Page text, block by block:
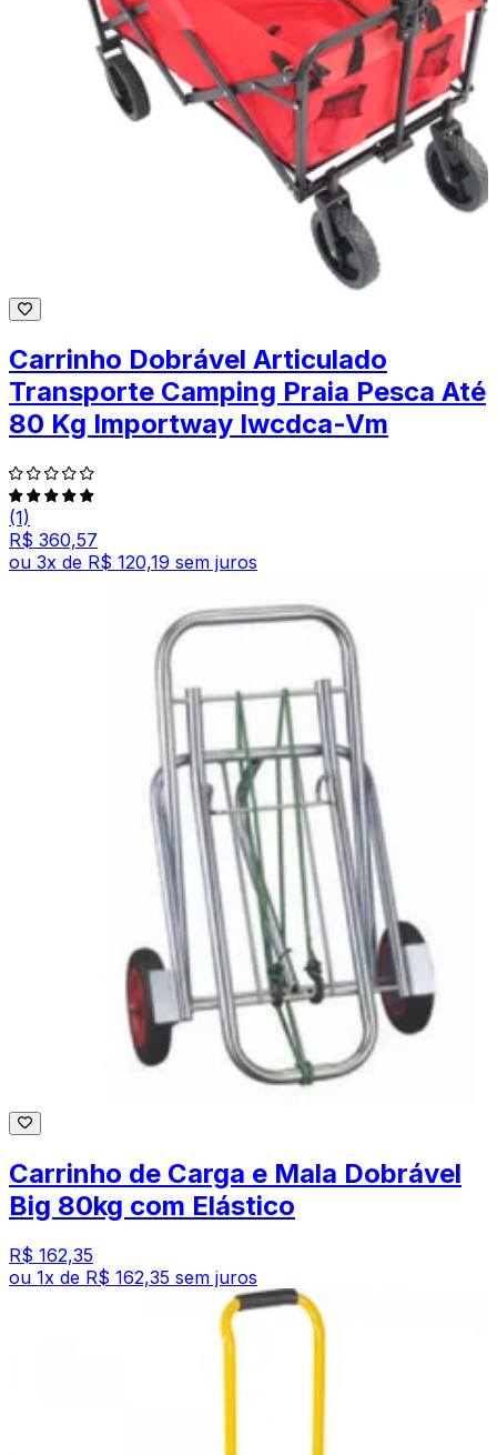
Carrinho Dobrável Articulado
Transporte Camping Praia Pesca Até
80 Kg Importway Iwcdca-Vm
(1)
R$ 360,57
ou 3x de R$ 120,19 sem juros
Carrinho de Carga e Mala Dobrável
Big 80kg com Elástico
R$ 162,35
ou 1x de R$ 162,35 sem juros